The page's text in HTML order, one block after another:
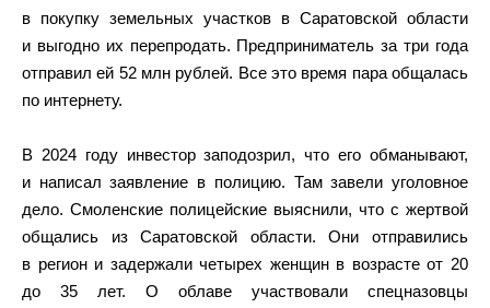
в покупку земельных участков в Саратовской области
и выгодно их перепродать. Предприниматель за три года
отправил ей 52 млн рублей. Все это время пара общалась
по интернету.
В 2024 году инвестор заподозрил, что его обманывают,
и написал заявление в полицию. Там завели уголовное
дело. Смоленские полицейские выяснили, что с жертвой
общались из Саратовской области. Они отправились
в регион и задержали четырех женщин в возрасте от 20
до 35 лет. О облаве участвовали спецназовцы